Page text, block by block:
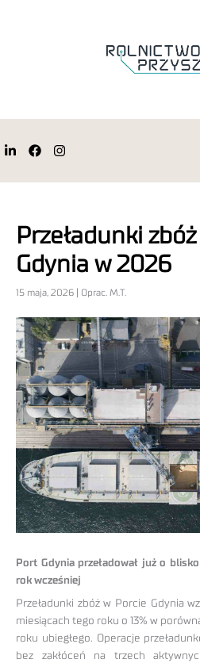
Przeładunki
Gdynia w 2026
15 maja, 2026 | Oprac. M.T.
Port Gdynia przeładował już o
rok wcześniej
Przeładunki zbóż w Porcie Gdynia
miesiącach tego roku o 13% w
roku ubiegłego. Operacje
bez zakłóceń na trzech